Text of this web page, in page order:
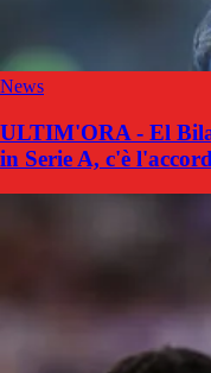
News
ULTIM'ORA - El
in Serie A, c'è